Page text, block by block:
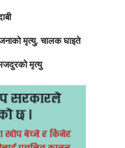
मृत्यु, चालक घाइते
मृत्यु